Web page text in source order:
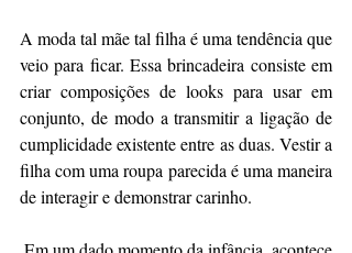
A moda tal mãe tal filha é uma tendência que
veio para ficar. Essa brincadeira consiste em
criar composições de looks para usar em
conjunto, de modo a transmitir a ligação de
cumplicidade existente entre as duas. Vestir a
filha com uma roupa parecida é uma maneira
de interagir e demonstrar carinho.